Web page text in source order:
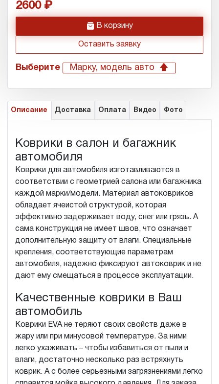
2600
h В корзину
Оставить заявку
Выберите Марку, модель авто
Описание Доставка Оплата Видео Фото
Коврики в салон и багажник
автомобиля
Коврики для автомобиля изготавливаются в
соответствии с геометрией салона или багажника
каждой марки/модели. Материал автоковриков
обладает ячеистой структурой, которая
эффективно задерживает воду, снег или грязь. А
сама конструкция не имеет швов, что означает
дополнительную защиту от влаги. Специальные
крепления, соответствующие параметрам
автомобиля, надежно фиксируют автоковрик и не
дают ему смещаться в процессе эксплуатации.
Качественные коврики в Ваш
автомобиль
Коврики EVA не теряют своих свойств даже в
жару или при минусовой температуре. За ними
легко ухаживать – чтобы избавиться от пыли и
влаги, достаточно несколько раз встряхнуть
коврик. А с более серьезными загрязнениями легко